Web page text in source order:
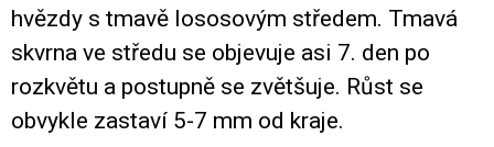
hvězdy s tmavě lososovým středem. Tmavá
skvrna ve středu se objevuje asi 7. den po
rozkvětu a postupně se zvětšuje. Růst se
obvykle zastaví 5-7 mm od kraje.